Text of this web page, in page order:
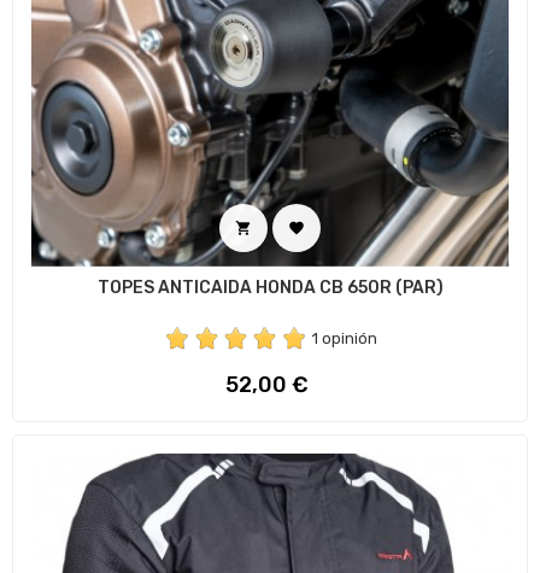
 
TOPES ANTICAIDA HONDA CB 650R (PAR)
1 opinión
Preço
52,00 €